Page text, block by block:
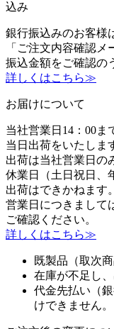
込み
銀行振込みのお客様
「ご注文内容確認メ
振込金額をご確認の
詳しくはこちら≫
お届けについて
当社営業日14：00ま
当日出荷をいたしま
出荷は当社営業日の
休業日（土日祝日、
出荷はできかねます。
営業日につきまして
ご確認ください。
詳しくはこちら≫
既製品（取次
在庫が不足し
代金先払い（
けできません。